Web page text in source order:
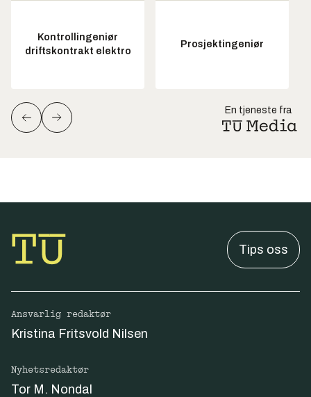
Kontrollingeniør
driftskontrakt elektro
Prosjektingeniør
En tjeneste fra
Tips oss
Ansvarlig redaktør
Kristina Fritsvold Nilsen
Nyhetsredaktør
Tor M. Nondal